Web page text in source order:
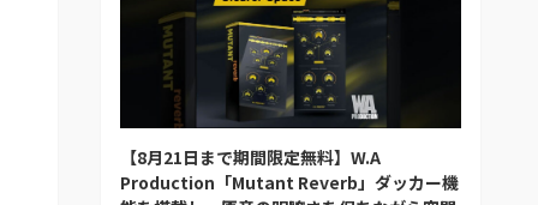
【8月21日まで期間限定無料】W.A
Production「Mutant Reverb」ダッカー機